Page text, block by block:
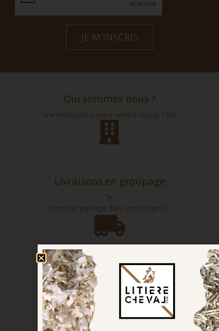
Qui sommes nous ?
Livraisons en groupage
Nos engagements
pour l’environnement